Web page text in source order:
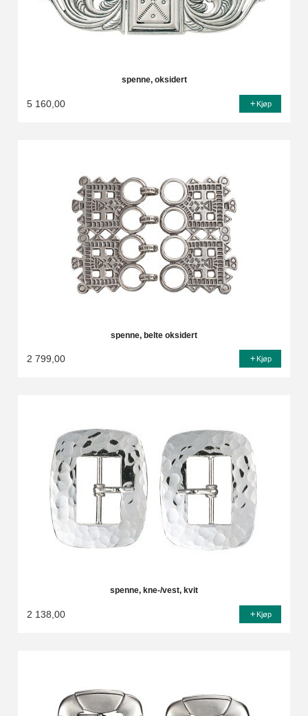
spenne, oksidert
5 160,00 Kjøp
spenne, belte oksidert
2 799,00 Kjøp
spenne, kne-/vest, kvit
2 138,00 Kjøp